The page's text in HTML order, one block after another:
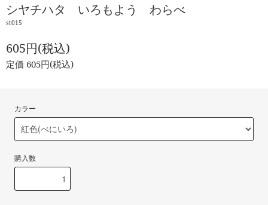
シヤチハタ いろもよう わらべ
st015
605円(税込)
定価 605円(税込)
カラー
購入数